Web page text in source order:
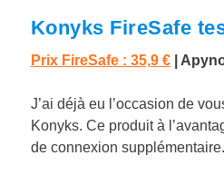
Konyks FireSafe
Prix FireSafe : 35,9 €
J’ai déjà eu l’occasion de
Konyks. Ce produit à
de connexion